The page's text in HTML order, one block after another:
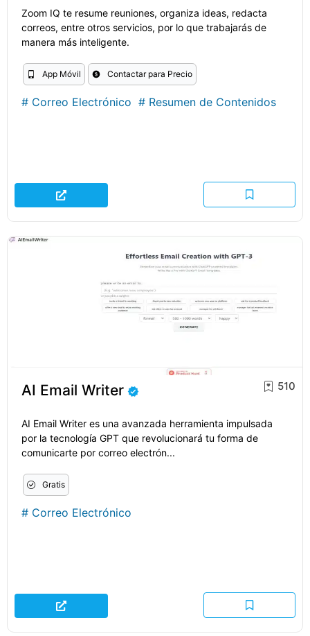
Zoom IQ te resume reuniones, organiza ideas, redacta
correos, entre otros servicios, por lo que trabajarás de
manera más inteligente.
App Móvil Contactar para Precio
# Correo Electrónico # Resumen de Contenidos
AI Email Writer 510
AI Email Writer es una avanzada herramienta impulsada
por la tecnología GPT que revolucionará tu forma de
comunicarte por correo electrón...
Gratis
# Correo Electrónico